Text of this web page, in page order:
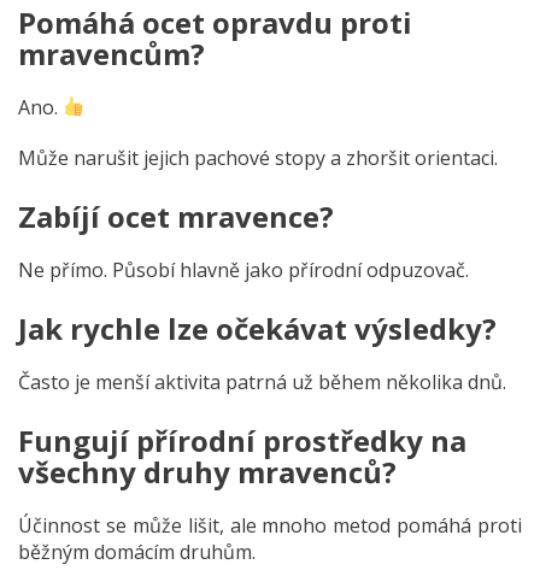
Pomáhá ocet opravdu proti
mravencům?
Ano.
Může narušit jejich pachové stopy a zhoršit orientaci.
Zabíjí ocet mravence?
Ne přímo. Působí hlavně jako přírodní odpuzovač.
Jak rychle lze očekávat výsledky?
Často je menší aktivita patrná už během několika dnů.
Fungují přírodní prostředky na
všechny druhy mravenců?
Účinnost se může lišit, ale mnoho metod pomáhá proti
běžným domácím druhům.